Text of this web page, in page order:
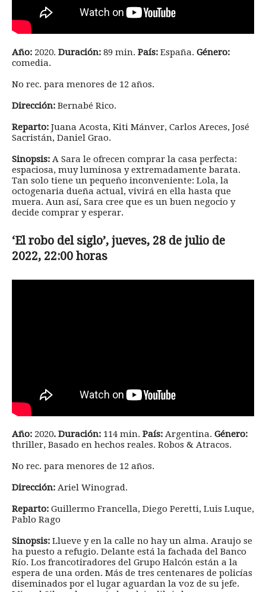
Año: 2020. Duración: 89 min. País: España. Género:
comedia.
No rec. para menores de 12 años.
Dirección: Bernabé Rico.
Reparto: Juana Acosta, Kiti Mánver, Carlos Areces, José
Sacristán, Daniel Grao.
Sinopsis: A Sara le ofrecen comprar la casa perfecta:
espaciosa, muy luminosa y extremadamente barata.
Tan solo tiene un pequeño inconveniente: Lola, la
octogenaria dueña actual, vivirá en ella hasta que
muera. Aun así, Sara cree que es un buen negocio y
decide comprar y esperar.
‘El robo del siglo’, jueves, 28 de julio de
2022, 22:00 horas
Año: 2020. Duración: 114 min. País: Argentina. Género:
thriller, Basado en hechos reales. Robos & Atracos.
No rec. para menores de 12 años.
Dirección: Ariel Winograd.
Reparto: Guillermo Francella, Diego Peretti, Luis Luque,
Pablo Rago
Sinopsis: Llueve y en la calle no hay un alma. Araujo se
ha puesto a refugio. Delante está la fachada del Banco
Río. Los francotiradores del Grupo Halcón están a la
espera de una orden. Más de tres centenares de policías
diseminados por el lugar aguardan la voz de su jefe.